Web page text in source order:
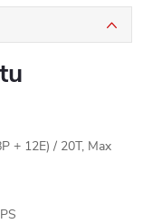
+ 12E) / 20T, Max